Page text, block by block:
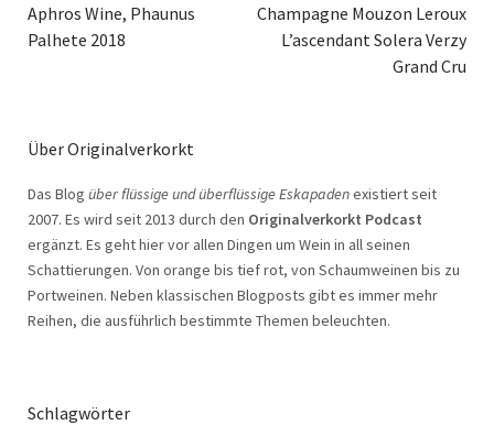
Aphros Wine, Phaunus
Palhete 2018
Champagne Mouzon Leroux
L’ascendant Solera Verzy
Grand Cru
Über Originalverkorkt
Das Blog über flüssige und überflüssige Eskapadenexistiert seit
2007. Es wird seit 2013 durch den Originalverkorkt Podcast
ergänzt. Es geht hier vor allen Dingen um Wein in all seinen
Schattierungen. Von orange bis tief rot, von Schaumweinen bis zu
Portweinen. Neben klassischen Blogposts gibt es immer mehr
Reihen, die ausführlich bestimmte Themen beleuchten.
Schlagwörter